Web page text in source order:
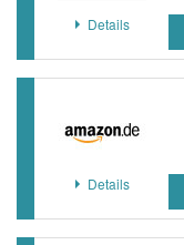
Details
Details